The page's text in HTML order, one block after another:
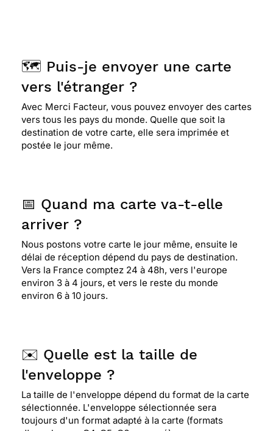
🗺️ Puis-je envoyer une carte
vers l'étranger ?
Avec Merci Facteur, vous pouvez envoyer des cartes
vers tous les pays du monde. Quelle que soit la
destination de votre carte, elle sera imprimée et
postée le jour même.
📅 Quand ma carte va-t-elle
arriver ?
Nous postons votre carte le jour même, ensuite le
délai de réception dépend du pays de destination.
Vers la France comptez 24 à 48h, vers l'europe
environ 3 à 4 jours, et vers le reste du monde
environ 6 à 10 jours.
✉️ Quelle est la taille de
l'enveloppe ?
La taille de l'enveloppe dépend du format de la carte
sélectionnée. L'enveloppe sélectionnée sera
toujours d'un format adapté à la carte (formats